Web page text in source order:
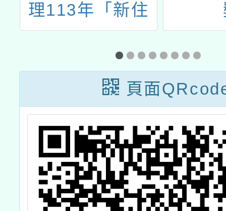
理113年「新住
民數位應用培力
計畫」免費資訊
課程及「新住民
免費租借筆電或
平板服務」
頁面